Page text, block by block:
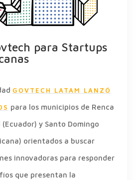
para Startups
GOVTECH LATAM LANZÓ
para los municipios de Renca
y Santo Domingo
orientados a buscar
innovadoras para responder
que presentan la